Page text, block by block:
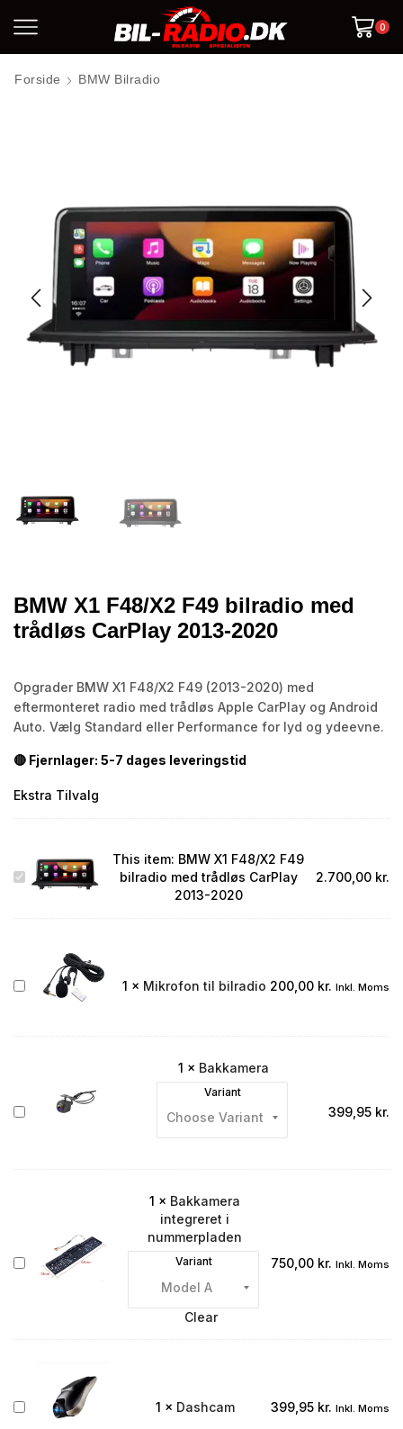
0
Forside BMW Bilradio
BMW X1 F48/X2 F49 bilradio med
trådløs CarPlay 2013-2020
Opgrader BMW X1 F48/X2 F49 (2013-2020) med
eftermonteret radio med trådløs Apple CarPlay og Android
Auto. Vælg Standard eller Performance for lyd og ydeevne.
🔴 Fjernlager: 5-7 dages leveringstid
Ekstra Tilvalg
BMW
trådløs
CarPlay
2020
This item: BMW X1 F48/X2 F49
bilradio med trådløs CarPlay
2013-2020
2.700,00 kr.
Mikrofon
1 × Mikrofon til bilradio 200,00 kr. Inkl. Moms
Bakkamera
1 × Bakkamera
Variant
399,95 kr.
Bakkamera
integreret
1 × Bakkamera
integreret i
nummerpladen
Variant
Clear
750,00 kr. Inkl. Moms
Dashcam 1 × Dashcam 399,95 kr. Inkl. Moms